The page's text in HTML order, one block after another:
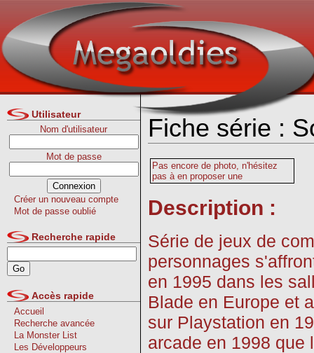
Utilisateur
Nom d'utilisateur
Mot de passe
Créer un nouveau compte
Mot de passe oublié
Recherche rapide
Accès rapide
Accueil
Recherche avancée
La Monster List
Les Développeurs
Fiche série :
Pas encore de photo, n'hésitez
pas à en proposer une
Description :
Série de jeux de
personnages
en 1995 dans les
Blade en Europe et
sur Playstation en
arcade en 1998 que